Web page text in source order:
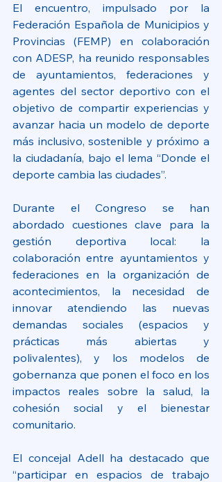
El encuentro, impulsado por la
Federación Española de Municipios y
Provincias (FEMP) en colaboración
con ADESP, ha reunido responsables
de ayuntamientos, federaciones y
agentes del sector deportivo con el
objetivo de compartir experiencias y
avanzar hacia un modelo de deporte
más inclusivo, sostenible y próximo a
la ciudadanía, bajo el lema “Donde el
deporte cambia las ciudades”.
Durante el Congreso se han
abordado cuestiones clave para la
gestión deportiva local: la
colaboración entre ayuntamientos y
federaciones en la organización de
acontecimientos, la necesidad de
innovar atendiendo las nuevas
demandas sociales (espacios y
prácticas más abiertas y
polivalentes), y los modelos de
gobernanza que ponen el foco en los
impactos reales sobre la salud, la
cohesión social y el bienestar
comunitario.
El concejal Adell ha destacado que
“participar en espacios de trabajo